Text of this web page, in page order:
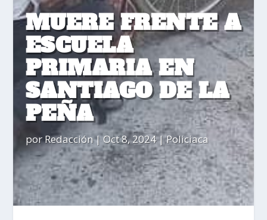
MUERE FRENTE A
ESCUELA
PRIMARIA EN
SANTIAGO DE LA
PEÑA
porRedacción|Oct 8, 2024|Policiaca